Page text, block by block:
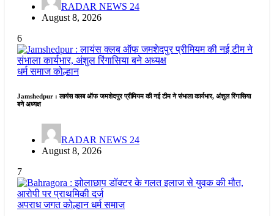
RADAR NEWS 24
August 8, 2026
6
धर्म समाजकोल्हान
Jamshedpur : लायंस क्लब ऑफ जमशेदपुर प्रीमियम की नई टीम ने संभाला कार्यभार, अंशुल रिंगासिया
बने अध्यक्ष
RADAR NEWS 24
August 8, 2026
7
अपराध जगतकोल्हानधर्म समाज